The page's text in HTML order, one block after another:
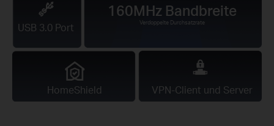
160MHz Bandbreite
Verdoppelte Durchsatzrate
USB 3.0 Port
HomeShield VPN-Client und Server